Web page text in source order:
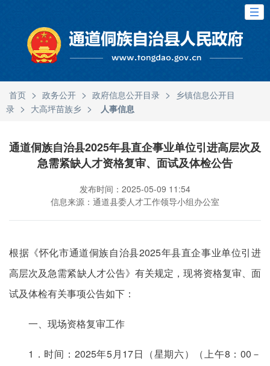
首页 > 政务公开 > 政府信息公开目录 >
乡镇信息公开目
录 > 大高坪苗族乡 > 人事信息
通道侗族自治县2025年县直企事业单位引进高层次及
急需紧缺人才资格复审、面试及体检公告
发布时间：2025-05-09 11:54
信息来源：通道县委人才工作领导小组办公室
根据《怀化市通道侗族自治县2025年县直企事业单位引进
高层次及急需紧缺人才公告》有关规定，现将资格复审、面
试及体检有关事项公告如下：
一、现场资格复审工作
1．时间：2025年5月17日（星期六）（上午8：00－